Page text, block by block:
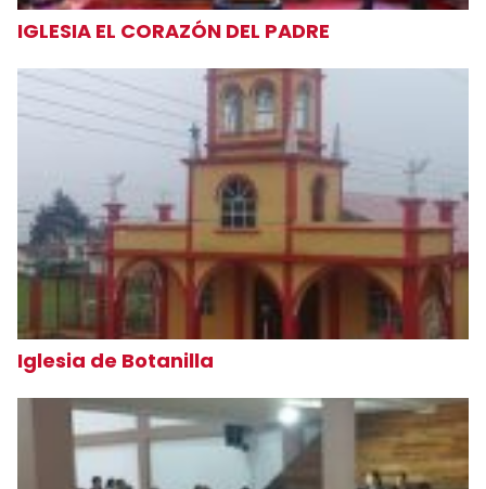
IGLESIA EL CORAZÓN DEL PADRE
Iglesia de Botanilla